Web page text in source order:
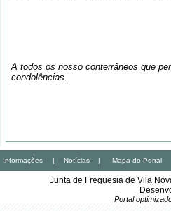
A todos os nosso conterrâneos que
condolências.
Informações | Notícias | Mapa do Portal
Junta de Freguesia de Vila
Portal